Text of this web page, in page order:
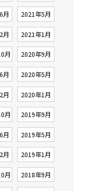
月 2021年5月
月 2021年1月
月 2020年9月
月 2020年5月
月 2020年1月
月 2019年9月
月 2019年5月
月 2019年1月
月 2018年9月